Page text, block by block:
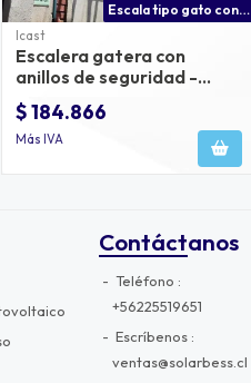
Escala tipo gato con anillos de seguridad 1 metro lineal
Icast
Escalera gatera con
anillos de seguridad -
sección 1 metro
$ 184.866
Más IVA
Contáctanos
Teléfono
+56225519651
Escríbenos
ventas@solarbess.cl